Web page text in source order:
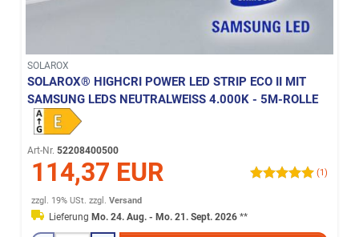
SOLAROX
SOLAROX® HIGHCRI POWER LED STRIP ECO II MIT
SAMSUNG LEDS NEUTRALWEISS 4.000K - 5M-ROLLE
Art-Nr. 52208400500
114,37 EUR (1)
zzgl. 19% USt. zzgl.Versand
Lieferung Mo. 24. Aug. - Mo. 21. Sept. 2026 **